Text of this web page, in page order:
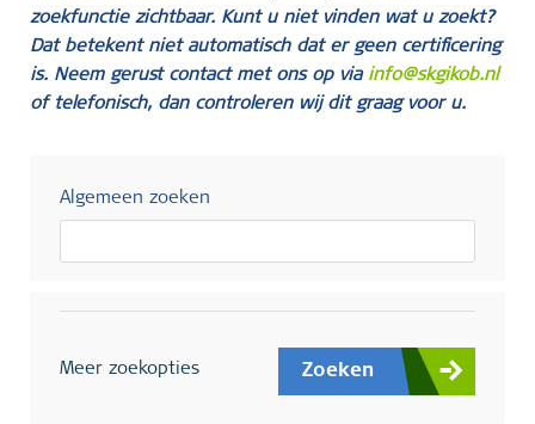
zoekfunctie zichtbaar. Kunt u niet vinden wat u zoekt?
Dat betekent niet automatisch dat er geen certificering
is. Neem gerust contact met ons op via info@skgikob.nl
of telefonisch, dan controleren wij dit graag voor u.
Algemeen zoeken
Meer zoekopties Zoeken